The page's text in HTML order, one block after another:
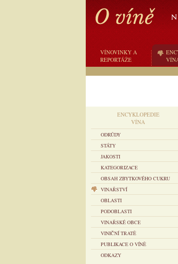
VÍNOVINKY A
REPORTÁŽE
ENCYKLOPEDIE
VÍNA
ODRŮDY
STÁTY
JAKOSTI
KATEGORIZACE
OBSAH ZBYTKOVÉHO CUKRU
VINAŘSTVÍ
OBLASTI
PODOBLASTI
VINAŘSKÉ OBCE
VINIČNÍ TRATĚ
PUBLIKACE O VÍNĚ
ODKAZY